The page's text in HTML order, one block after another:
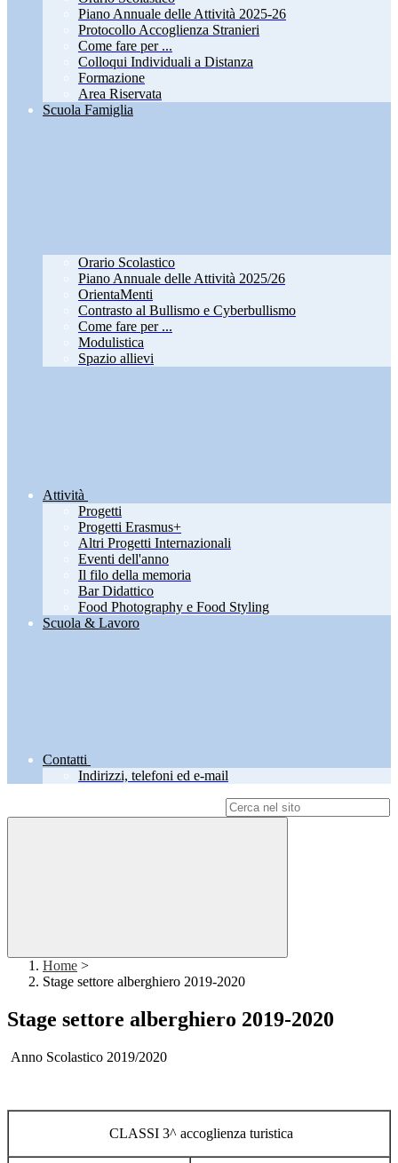
Piano Annuale delle Attività 2025-26
Protocollo Accoglienza Stranieri
Come fare per ...
Colloqui Individuali a Distanza
Formazione
Area Riservata
Scuola Famiglia
Orario Scolastico
Piano Annuale delle Attività 2025/26
OrientaMenti
Contrasto al Bullismo e Cyberbullismo
Come fare per ...
Modulistica
Spazio allievi
Attività
Progetti
Progetti Erasmus+
Altri Progetti Internazionali
Eventi dell'anno
Il filo della memoria
Bar Didattico
Food Photography e Food Styling
Scuola & Lavoro
Contatti
Indirizzi, telefoni ed e-mail
Home >
Stage settore alberghiero 2019-2020
Stage settore alberghiero 2019-2020
Anno Scolastico 2019/2020
CLASSI 3^ accoglienza turistica